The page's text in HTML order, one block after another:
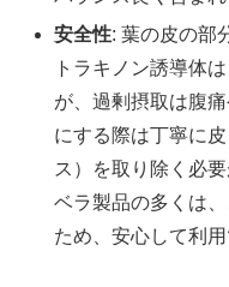
安全性: 葉の皮の部
トラキノン誘導体
が、過剰摂取は腹
にする際は丁寧に
ス）を取り除く必
ベラ製品の多くは
ため、安心して利用